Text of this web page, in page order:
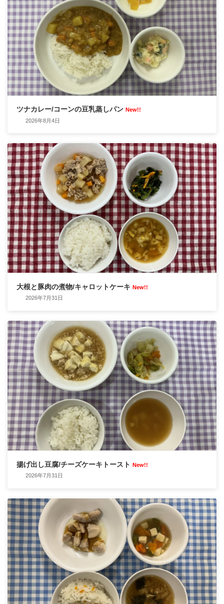
ツナカレー/コーンの豆乳蒸しパン New!!
2026年8月4日
大根と豚肉の煮物/キャロットケーキ New!!
2026年7月31日
揚げ出し豆腐/チーズケーキトースト New!!
2026年7月31日